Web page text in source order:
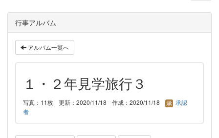
行事アルバム
アルバム一覧へ
１・２年見学旅行３
写真：11枚 更新：2020/11/18 作成：2020/11/18
承認
者